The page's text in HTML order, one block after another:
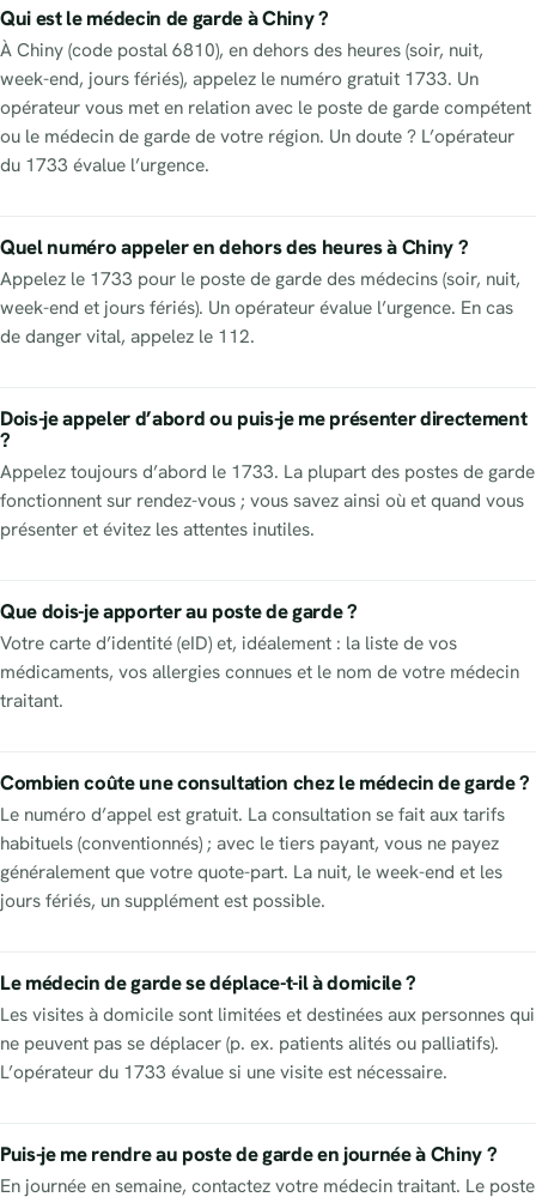
Qui est le médecin de garde à Chiny ?
À Chiny (code postal 6810), en dehors des heures (soir, nuit,
week-end, jours fériés), appelez le numéro gratuit 1733. Un
opérateur vous met en relation avec le poste de garde compétent
ou le médecin de garde de votre région. Un doute ? L’opérateur
du 1733 évalue l’urgence.
Quel numéro appeler en dehors des heures à Chiny ?
Appelez le 1733 pour le poste de garde des médecins (soir, nuit,
week-end et jours fériés). Un opérateur évalue l’urgence. En cas
de danger vital, appelez le 112.
Dois-je appeler d’abord ou puis-je me présenter directement
?
Appelez toujours d’abord le 1733. La plupart des postes de garde
fonctionnent sur rendez-vous ; vous savez ainsi où et quand vous
présenter et évitez les attentes inutiles.
Que dois-je apporter au poste de garde ?
Votre carte d’identité (eID) et, idéalement : la liste de vos
médicaments, vos allergies connues et le nom de votre médecin
traitant.
Combien coûte une consultation chez le médecin de garde ?
Le numéro d’appel est gratuit. La consultation se fait aux tarifs
habituels (conventionnés) ; avec le tiers payant, vous ne payez
généralement que votre quote-part. La nuit, le week-end et les
jours fériés, un supplément est possible.
Le médecin de garde se déplace-t-il à domicile ?
Les visites à domicile sont limitées et destinées aux personnes qui
ne peuvent pas se déplacer (p. ex. patients alités ou palliatifs).
L’opérateur du 1733 évalue si une visite est nécessaire.
Puis-je me rendre au poste de garde en journée à Chiny ?
En journée en semaine, contactez votre médecin traitant. Le poste